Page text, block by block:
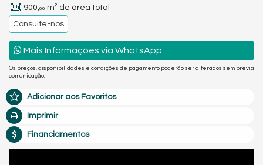
900,00 m² de área total
Consulte-nos
Mais Informações via WhatsApp
Os preços, disponibilidades e condições de pagamento poderão ser alterados sem prévia
comunicação.
Adicionar aos Favoritos
Imprimir
Financiamentos